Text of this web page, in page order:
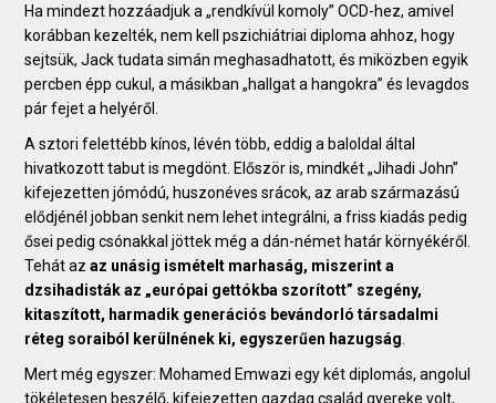
Ha mindezt hozzáadjuk a „rendkívül komoly” OCD-hez, amivel
korábban kezelték, nem kell pszichiátriai diploma ahhoz, hogy
sejtsük, Jack tudata simán meghasadhatott, és miközben egyik
percben épp cukul, a másikban „hallgat a hangokra” és levagdos
pár fejet a helyéről.
A sztori felettébb kínos, lévén több, eddig a baloldal által
hivatkozott tabut is megdönt. Először is, mindkét „Jihadi John”
kifejezetten jómódú, huszonéves srácok, az arab származású
elődjénél jobban senkit nem lehet integrálni, a friss kiadás pedig
ősei pedig csónakkal jöttek még a dán-német határ környékéről.
Tehát azaz unásig ismételt marhaság, miszerint a
dzsihadisták az „európai gettókba szorított” szegény,
kitaszított, harmadik generációs bevándorló társadalmi
réteg soraiból kerülnének ki, egyszerűen hazugság
Mert még egyszer: Mohamed Emwazi egy két diplomás, angolul
tökéletesen beszélő, kifejezetten gazdag család gyereke volt,